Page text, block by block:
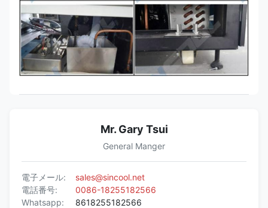
Mr. Gary Tsui
General Manger
電子メール:
sales@sincool.net
電話番号:
0086-18255182566
Whatsapp:
8618255182566